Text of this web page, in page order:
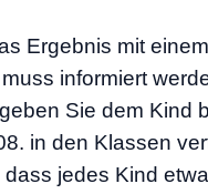
Ergebnis mit einem
informiert
Sie dem Kind
in den Klassen
jedes Kind